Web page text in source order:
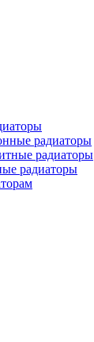
радиаторы
радиаторы
радиаторы